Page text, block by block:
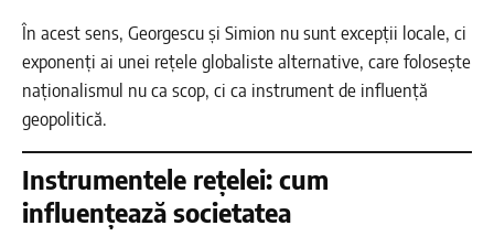
În acest sens, Georgescu și Simion nu sunt excepții locale, ci
exponenți ai unei rețele globaliste alternative, care folosește
naționalismul nu ca scop, ci ca instrument de influență
geopolitică.
Instrumentele rețelei: cum
influențează societatea